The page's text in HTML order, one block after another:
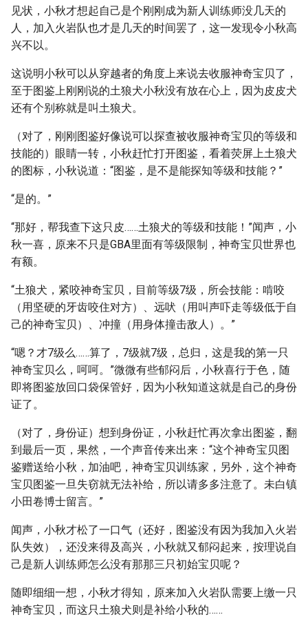
见状，小秋才想起自己是个刚刚成为新人训练师没几天的
人，加入火岩队也才是几天的时间罢了，这一发现令小秋高
兴不以。
这说明小秋可以从穿越者的角度上来说去收服神奇宝贝了，
至于图鉴上刚刚说的土狼犬小秋没有放在心上，因为皮皮犬
还有个别称就是叫土狼犬。
（对了，刚刚图鉴好像说可以探查被收服神奇宝贝的等级和
技能的）眼睛一转，小秋赶忙打开图鉴，看着荧屏上土狼犬
的图标，小秋说道：“图鉴，是不是能探知等级和技能？”
“是的。”
“那好，帮我查下这只皮……土狼犬的等级和技能！”闻声，小
秋一喜，原来不只是GBA里面有等级限制，神奇宝贝世界也
有额。
“土狼犬，紧咬神奇宝贝，目前等级7级，所会技能：啃咬
（用坚硬的牙齿咬住对方）、远吠（用叫声吓走等级低于自
己的神奇宝贝）、冲撞（用身体撞击敌人）。”
“嗯？才7级么……算了，7级就7级，总归，这是我的第一只
神奇宝贝么，呵呵。”微微有些郁闷后，小秋喜行于色，随
即将图鉴放回口袋保管好，因为小秋知道这就是自己的身份
证了。
（对了，身份证）想到身份证，小秋赶忙再次拿出图鉴，翻
到最后一页，果然，一个声音传来出来：“这个神奇宝贝图
鉴赠送给小秋，加油吧，神奇宝贝训练家，另外，这个神奇
宝贝图鉴一旦失窃就无法补给，所以请多多注意了。未白镇
小田卷博士留言。”
闻声，小秋才松了一口气（还好，图鉴没有因为我加入火岩
队失效），还没来得及高兴，小秋就又郁闷起来，按理说自
己是新人训练师怎么没有那那三只初始宝贝呢？
随即细细一想，小秋才得知，原来加入火岩队需要上缴一只
神奇宝贝，而这只土狼犬则是补给小秋的……